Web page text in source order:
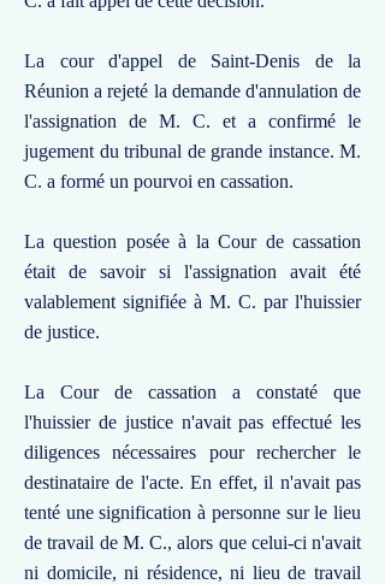
La cour d'appel de Saint-Denis de la
Réunion a rejeté la demande d'annulation de
l'assignation de M. C. et a confirmé le
jugement du tribunal de grande instance. M.
C. a formé un pourvoi en cassation.
La question posée à la Cour de cassation
était de savoir si l'assignation avait été
valablement signifiée à M. C. par l'huissier
de justice.
La Cour de cassation a constaté que
l'huissier de justice n'avait pas effectué les
diligences nécessaires pour rechercher le
destinataire de l'acte. En effet, il n'avait pas
tenté une signification à personne sur le lieu
de travail de M. C., alors que celui-ci n'avait
ni domicile, ni résidence, ni lieu de travail